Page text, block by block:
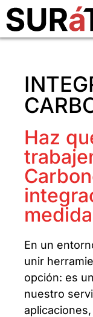
Haz
medida
En un
unir
opción: es
nuestro